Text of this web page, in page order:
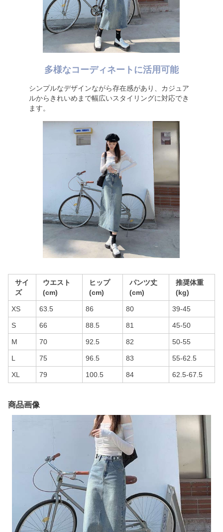
多様なコーディネートに活用可能
シンプルなデザインながら存在感があり、カジュア
ルからきれいめまで幅広いスタイリングに対応でき
ます。
サイ
ズ
ウエスト
(cm)
ヒップ
(cm)
パンツ丈
(cm)
推奨体重
(kg)
XS 63.5 86 80 39-45
S 66 88.5 81 45-50
M 70 92.5 82 50-55
L 75 96.5 83 55-62.5
XL 79 100.5 84 62.5-67.5
商品画像